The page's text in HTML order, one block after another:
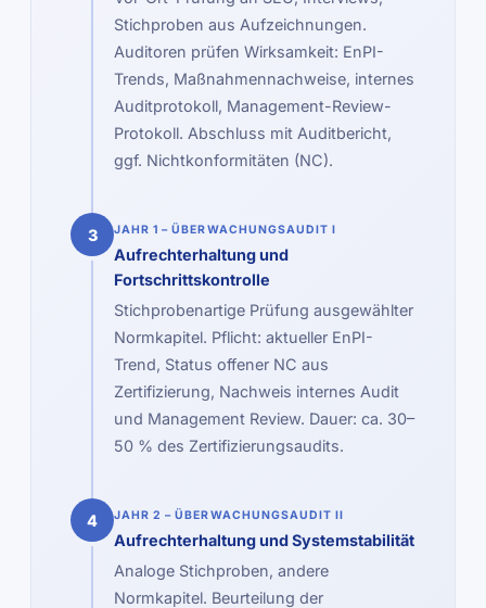
Stichproben aus Aufzeichnungen.
Auditoren prüfen Wirksamkeit: EnPI-
Trends, Maßnahmennachweise, internes
Auditprotokoll, Management-Review-
Protokoll. Abschluss mit Auditbericht,
ggf. Nichtkonformitäten (NC).
3 JAHR 1 – ÜBERWACHUNGSAUDIT I
Aufrechterhaltung und
Fortschrittskontrolle
Stichprobenartige Prüfung ausgewählter
Normkapitel. Pflicht: aktueller EnPI-
Trend, Status offener NC aus
Zertifizierung, Nachweis internes Audit
und Management Review. Dauer: ca. 30–
50 % des Zertifizierungsaudits.
4 JAHR 2 – ÜBERWACHUNGSAUDIT II
Aufrechterhaltung und Systemstabilität
Analoge Stichproben, andere
Normkapitel. Beurteilung der